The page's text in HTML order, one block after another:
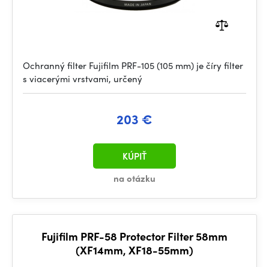
Ochranný filter Fujifilm PRF-105 (105 mm) je číry filter
s viacerými vrstvami, určený
203 €
na otázku
KÚPIŤ
Fujifilm PRF-58 Protector Filter 58mm
(XF14mm, XF18-55mm)